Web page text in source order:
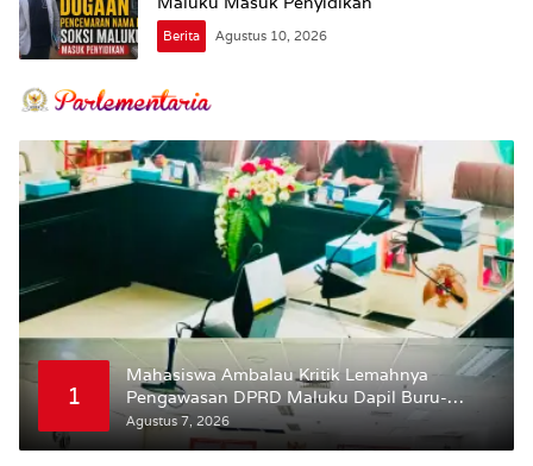
Berita Agustus 10, 2026
1
Mahasiswa Ambalau Kritik Lemahnya
Pengawasan DPRD Maluku Dapil Buru-
Bursel Terhadap Proses Perubahan Status
Agustus 7, 2026